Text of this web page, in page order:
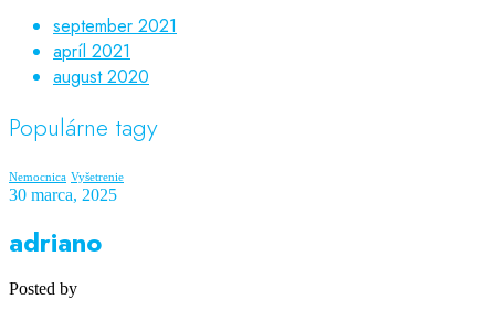
september 2021
apríl 2021
august 2020
Populárne tagy
Nemocnica Vyšetrenie
30 marca, 2025
adriano
Posted by